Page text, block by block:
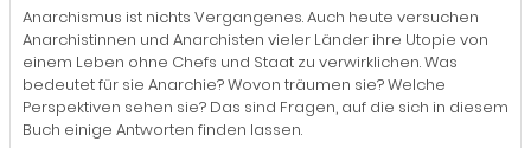
Anarchismus ist nichts Vergangenes. Auch heute versuchen
Anarchistinnen und Anarchisten vieler Länder ihre Utopie von
einem Leben ohne Chefs und Staat zu verwirklichen. Was
bedeutet für sie Anarchie? Wovon träumen sie? Welche
Perspektiven sehen sie? Das sind Fragen, auf die sich in diesem
Buch einige Antworten finden lassen.